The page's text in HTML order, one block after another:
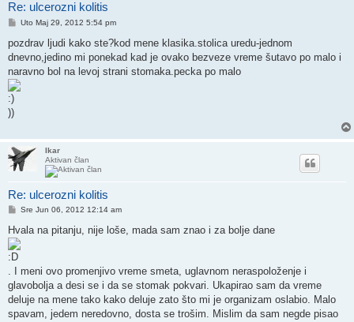
Re: ulcerozni kolitis
Post
Uto Maj 29, 2012 5:54 pm
pozdrav ljudi kako ste?kod mene klasika.stolica uredu-jednom
dnevno,jedino mi ponekad kad je ovako bezveze vreme šutavo po malo i
naravno bol na levoj strani stomaka.pecka po malo
))
Ikar
Aktivan član
Re: ulcerozni kolitis
Post
Sre Jun 06, 2012 12:14 am
Hvala na pitanju, nije loše, mada sam znao i za bolje dane
. I meni ovo promenjivo vreme smeta, uglavnom neraspoloženje i
glavobolja a desi se i da se stomak pokvari. Ukapirao sam da vreme
deluje na mene tako kako deluje zato što mi je organizam oslabio. Malo
spavam, jedem neredovno, dosta se trošim. Mislim da sam negde pisao